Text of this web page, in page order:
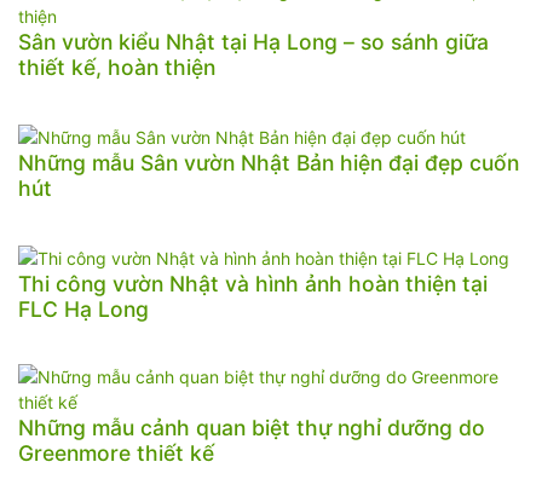
Sân vườn kiểu Nhật tại Hạ Long – so sánh giữa
thiết kế, hoàn thiện
Những mẫu Sân vườn Nhật Bản hiện đại đẹp cuốn
hút
Thi công vườn Nhật và hình ảnh hoàn thiện tại
FLC Hạ Long
Những mẫu cảnh quan biệt thự nghỉ dưỡng do
Greenmore thiết kế